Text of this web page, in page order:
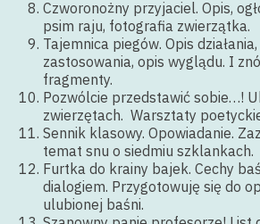
Czworonożny przyjaciel. Opis,
psim raju, fotografia zwierzątka.
Tajemnica piegów. Opis
zastosowania, opis wyglądu. I
fragmenty.
Pozwólcie przedstawić sobie…!
zwierzętach. Warsztaty
Sennik klasowy. Opowiadanie.
temat snu o siedmiu szklankach.
Furtka do krainy bajek. Cechy
dialogiem. Przygotowuję się do
ulubionej baśni.